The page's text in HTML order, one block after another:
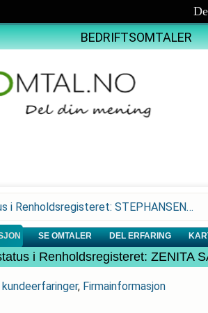
BEDRIFTSOMTALER
i Renholdsregisteret: STEPHANSEN…
SE OMTALER DEL ERFARING
i Renholdsregisteret: ZENITA
, Firmainformasjon